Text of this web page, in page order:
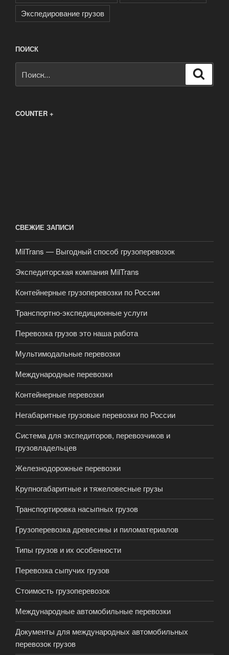
Экспедирование грузов
ПОИСК
COUNTER +
СВЕЖИЕ ЗАПИСИ
MilTrans — Выгодный способ грузоперевозок
Экспедиторская компания MilTrans
Контейнерные грузоперевозки по России
Транспортно-экспедиционные услуги
Перевозка грузов это наша работа
Мультимодальные перевозки
Международные перевозки
Контейнерные перевозки
Негабаритные грузовые перевозки по России
Система для экспедиторов, перевозчиков и
грузовладельцев
Железнодорожные перевозки
Крупногабаритные и тяжеловесные грузы
Транспортировка насыпных грузов
Грузоперевозка древесины и пиломатериалов
Типы грузов и их особенности
Перевозка сыпучих грузов
Стоимость грузоперевозок
Международные автомобильные перевозки
Документы для международных автомобильных
перевозок грузов